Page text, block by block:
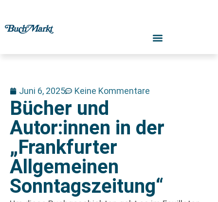
Juni 6, 2025 Keine Kommentare
Bücher und
Autor:innen in der
„Frankfurter
Allgemeinen
Sonntagszeitung“